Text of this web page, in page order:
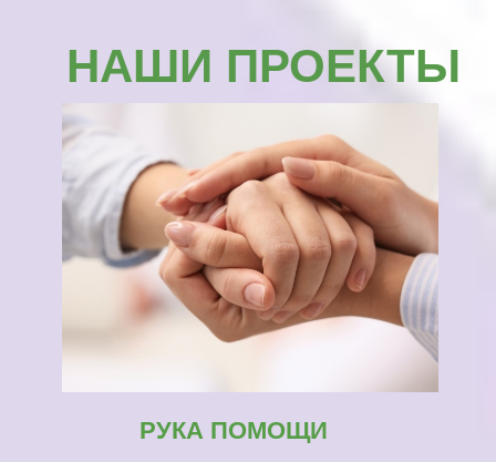
понять, что ваши проблемы разделяет вся
планета и, разумеется, подскажет, как
ПОДРОБНЕЙ О ПРОЕКТЕ